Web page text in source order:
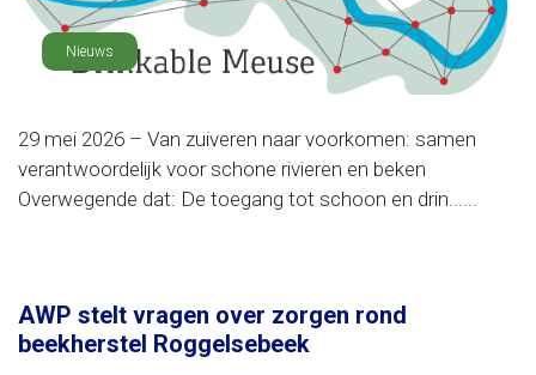
Nieuws
29 mei 2026 – Van zuiveren naar voorkomen: samen
verantwoordelijk voor schone rivieren en beken
Overwegende dat: De toegang tot schoon en drin......
AWP stelt vragen over zorgen rond
beekherstel Roggelsebeek